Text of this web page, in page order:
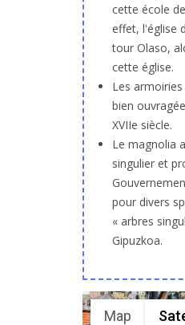
cette école
effet, l'église
tour Olaso,
cette église.
Les
bien
XVIIe siècle.
Le magnolia
singulier et
pour divers
« arbres
Gipuzkoa.
Map